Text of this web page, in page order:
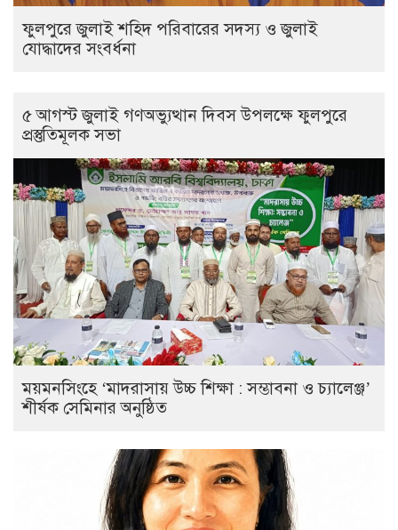
ফুলপুরে জুলাই শহিদ পরিবারের সদস্য ও জুলাই
যোদ্ধাদের সংবর্ধনা
৫ আগস্ট জুলাই গণঅভ্যুত্থান দিবস উপলক্ষে ফুলপুরে
প্রস্তুতিমূলক সভা
ময়মনসিংহে ‘মাদরাসায় উচ্চ শিক্ষা : সম্ভাবনা ও চ্যালেঞ্জ’
শীর্ষক সেমিনার অনুষ্ঠিত